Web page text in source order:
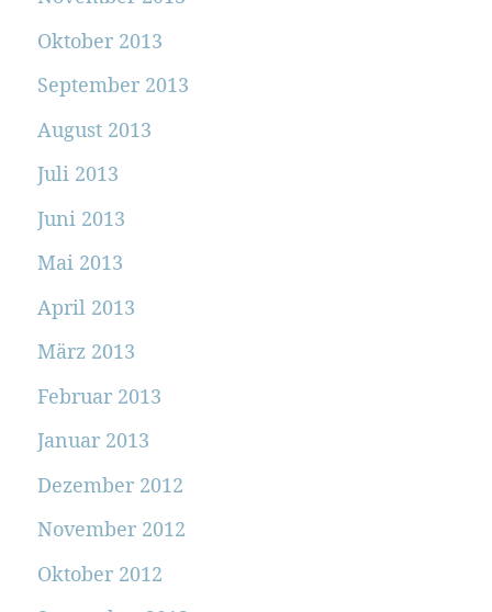
Oktober 2013
September 2013
August 2013
Juli 2013
Juni 2013
Mai 2013
April 2013
März 2013
Februar 2013
Januar 2013
Dezember 2012
November 2012
Oktober 2012